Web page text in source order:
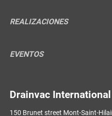
REALIZACIONES
EVENTOS
Drainvac International
150 Brunet street Mont-Saint-